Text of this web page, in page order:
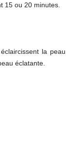
15 ou 20 minutes.
la peau
éclatante.